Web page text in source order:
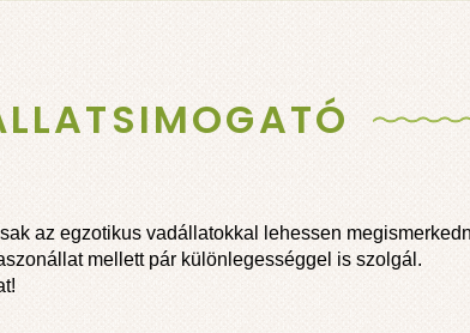
az egzotikus vadállatokkal lehessen
mellett pár különlegességgel is szolgál.